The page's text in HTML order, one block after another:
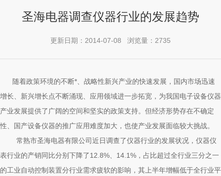
圣海电器调查仪器行业的发展趋势
更新日期：2014-07-08 浏览量：2735
随着政策环境的不断*、战略性新兴产业的快速发展，国内市场迅速
增长、新兴增长点不断涌现、应用领域进一步拓宽，为我国电子设备仪器
产业发展提供了广阔的空间和坚实的政策支持。但经济形势存在不确定
性、国产设备仪器的推广应用难度加大，也使产业发展面临较大挑战。
常熟市圣海电器有限公司近日调查了仪器行业的发展状况，仪器仪
表行业的产销同比分别下降了12.8%、14.1%，占比超过全行业三分之一
的工业自动控制装置分行业需求疲软的影响，其上半年增幅低于全行业平